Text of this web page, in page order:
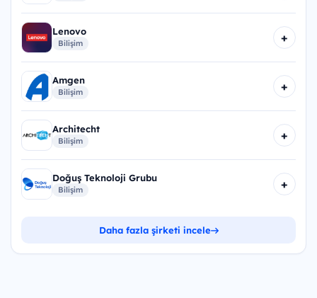
Lenovo
Bilişim +
Amgen
Bilişim +
Architecht
Bilişim +
Doğuş Teknoloji Grubu
Bilişim +
Daha fazla şirketi incele